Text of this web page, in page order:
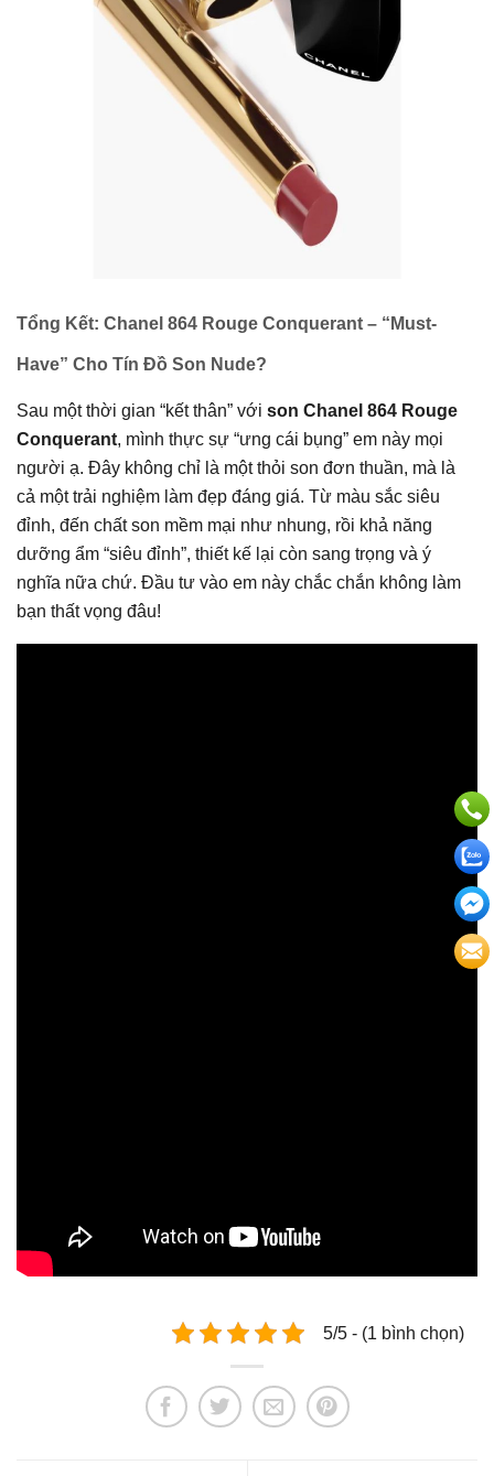
Tổng Kết: Chanel 864 Rouge Conquerant – “Must-
Have” Cho Tín Đồ Son Nude?
Sau một thời gian “kết thân” với son Chanel 864 Rouge
Conquerant, mình thực sự “ưng cái bụng” em này mọi
người ạ. Đây không chỉ là một thỏi son đơn thuần, mà là
cả một trải nghiệm làm đẹp đáng giá. Từ màu sắc siêu
đỉnh, đến chất son mềm mại như nhung, rồi khả năng
dưỡng ẩm “siêu đỉnh”, thiết kế lại còn sang trọng và ý
nghĩa nữa chứ. Đầu tư vào em này chắc chắn không làm
bạn thất vọng đâu!
5/5 - (1 bình chọn)